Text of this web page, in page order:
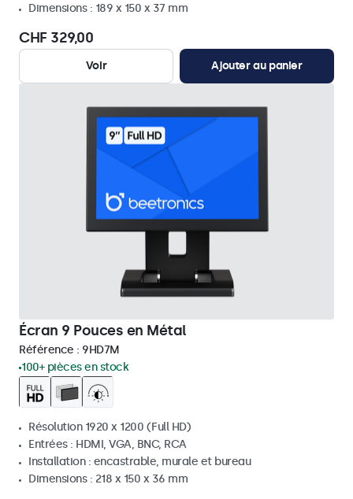
Dimensions : 189 x 150 x 37 mm
CHF 329,00
Voir Ajouter au panier
Écran 9 Pouces en Métal
Référence : 9HD7M
100+ pièces en stock
Résolution 1920 x 1200 (Full HD)
Entrées : HDMI, VGA, BNC, RCA
Installation : encastrable, murale et bureau
Dimensions : 218 x 150 x 36 mm